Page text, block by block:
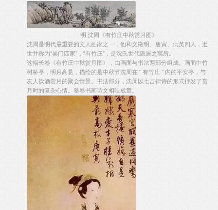
明 沈周《有竹庄中秋赏月图》
沈周是明代最重要的文人画家之一，他和文徵明、唐寅、仇英四人，近
世并称为“吴门四家”，“有竹庄”，是沈氏世代隐居之寓所。
这幅长卷《有竹庄中秋赏月图》，由画面与书法两部分组成。画面中竹
树桥亭，明月高悬，描绘的是中秋节沈周在 " 有竹庄 " 内的平安亭，与
友人饮酒赏月的聚会情景。书法部分，沈周以七言律诗的形式抒发了赏
月时的复杂心情。整卷书画诗文相映成章。